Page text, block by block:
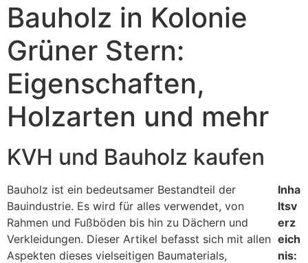
Bauholz in Kolonie
Grüner Stern:
Eigenschaften,
Holzarten und mehr
KVH und Bauholz kaufen
Bauholz ist ein bedeutsamer Bestandteil der
Bauindustrie. Es wird für alles verwendet, von
Rahmen und Fußböden bis hin zu Dächern und
Verkleidungen. Dieser Artikel befasst sich mit allen
Aspekten dieses vielseitigen Baumaterials,
Inha
ltsv
erz
eich
nis: